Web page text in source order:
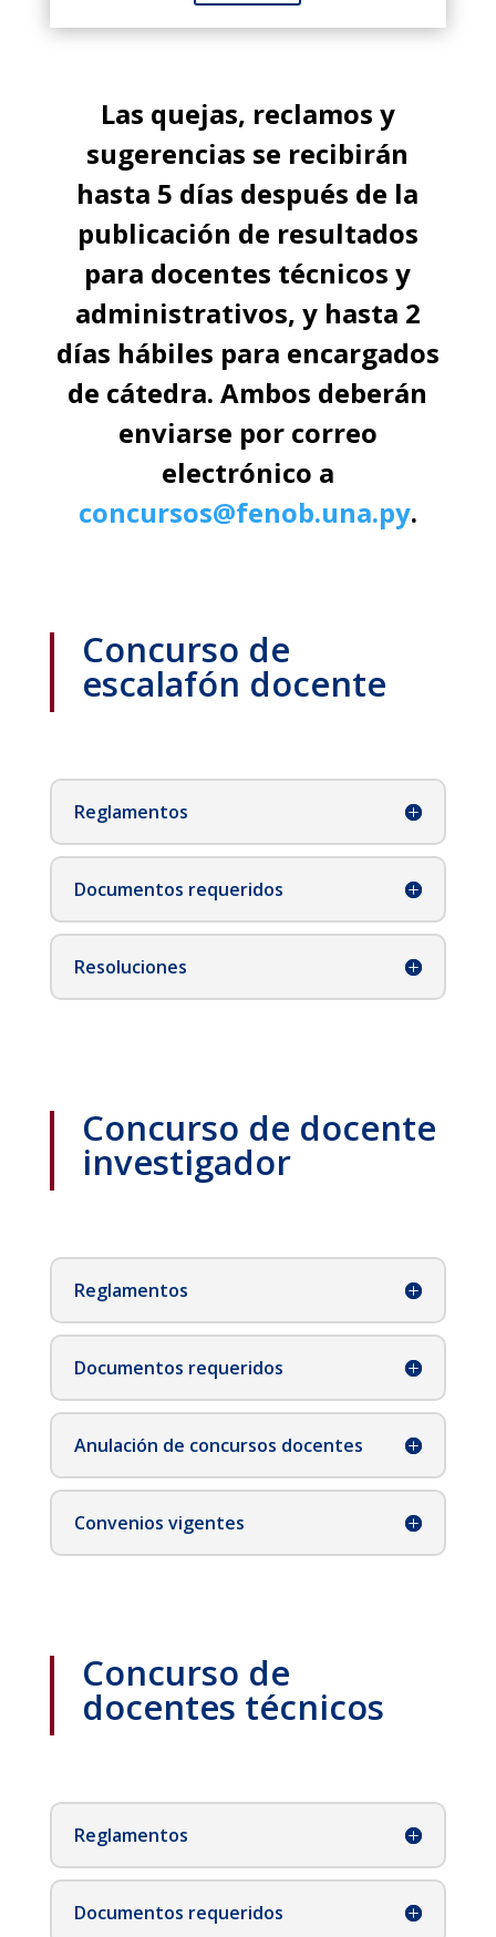
Las quejas, reclamos y
sugerencias se recibirán
hasta 5 días después de la
publicación de resultados
para docentes técnicos y
administrativos, y hasta 2
días hábiles para encargados
de cátedra. Ambos deberán
enviarse por correo
electrónico a
concursos@fenob.una.py.
Concurso de
escalafón docente
Reglamentos
Documentos requeridos
Resoluciones
Concurso de docente
investigador
Reglamentos
Documentos requeridos
Anulación de concursos docentes
Convenios vigentes
Concurso de
docentes técnicos
Reglamentos
Documentos requeridos